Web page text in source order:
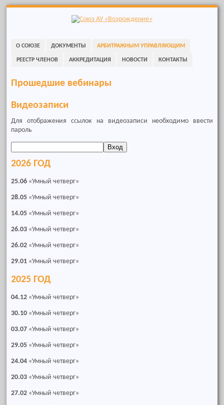
content
О СОЮЗЕ ДОКУМЕНТЫ АРБИТРАЖНЫМ УПРАВЛЯЮЩИМ
РЕЕСТР ЧЛЕНОВ АККРЕДИТАЦИЯ НОВОСТИ КОНТАКТЫ
Прошедшие вебинары
Видеозаписи
Для отображения ссылок на видеозаписи необходимо ввести
пароль
2026 ГОД
25.06 «Умный четверг»
28.05 «Умный четверг»
14.05 «Умный четверг»
26.03 «Умный четверг»
26.02 «Умный четверг»
29.01 «Умный четверг»
2025 ГОД
04.12 «Умный четверг»
30.10 «Умный четверг»
03.07 «Умный четверг»
29.05 «Умный четверг»
24.04 «Умный четверг»
20.03 «Умный четверг»
27.02 «Умный четверг»